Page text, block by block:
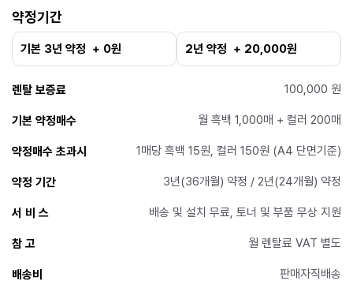
약정기간
기본 3년 약정 + 0원 2년 약정 + 20,000원
렌탈 보증료 100,000 원
기본 약정매수 월 흑백 1,000매 + 컬러 200매
약정매수 초과시 1매당 흑백 15원, 컬러 150원 (A4 단면기준)
약정 기간 3년(36개월) 약정 / 2년(24개월) 약정
서 비 스 배송 및 설치 무료, 토너 및 부품 무상 지원
참 고 월 렌탈료 VAT 별도
배송비 판매자직배송